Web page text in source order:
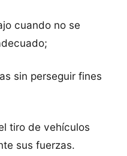
cuando no se
sin perseguir fines
tiro de vehículos
sus fuerzas.